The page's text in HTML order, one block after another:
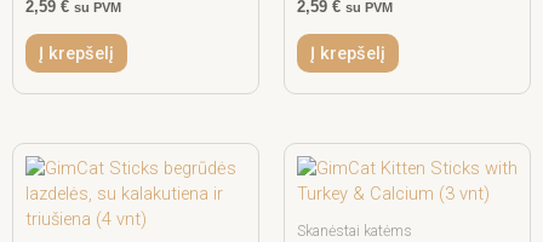
2,59 € su PVM
Į krepšelį
2,59 € su PVM
Į krepšelį
Skanėstai katėms